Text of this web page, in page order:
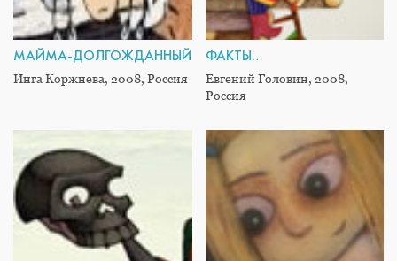
МАЙМА-ДОЛГОЖДАННЫЙ
Инга Коржнева, 2008, Россия
ФАКТЫ…
Евгений Головин, 2008,
Россия